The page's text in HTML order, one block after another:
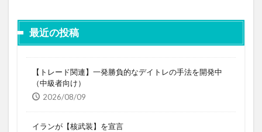
最近の投稿
【トレード関連】一発勝負的なデイトレの手法を開発中
（中級者向け）
2026/08/09
イランが【核武装】を宣言